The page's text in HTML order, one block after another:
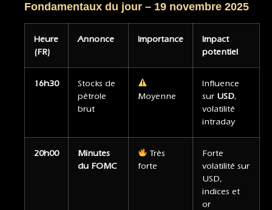
Fondamentaux du jour – 19 novembre 2025
Heure
(FR)
Annonce Importance
Impact
potentiel
16h30
Stocks de
pétrole
brut
Moyenne
Influence
sur USD,
volatilité
intraday
20h00
Minutes
du FOMC
Très
forte
Forte
volatilité sur
USD,
indices et
or